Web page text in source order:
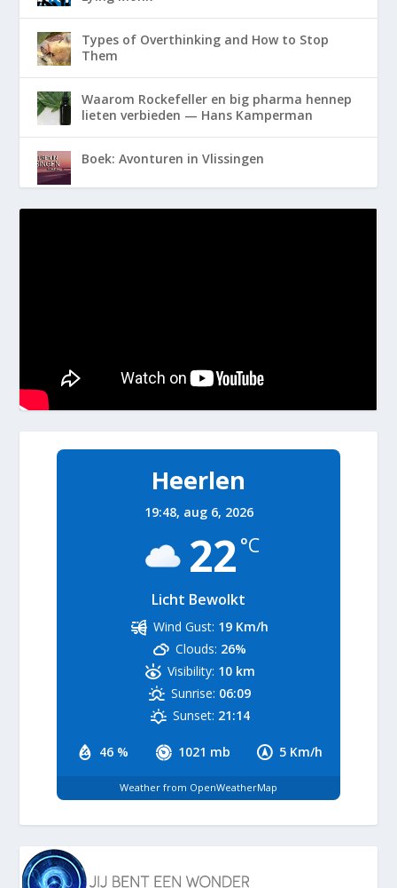
Types of Overthinking and How to Stop
Them
Waarom Rockefeller en big pharma hennep
lieten verbieden — Hans Kamperman
Boek: Avonturen in Vlissingen
Heerlen
19:48, aug 6, 2026
22 °C
Licht Bewolkt
46 % 1021 mb 5 Km/h
Wind Gust: 19 Km/h
Clouds: 26%
Visibility: 10 km
Sunrise: 06:09
Sunset: 21:14
Weather from OpenWeatherMap